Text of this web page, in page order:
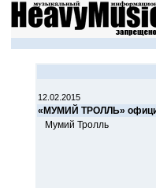
12.02.2015
«МУМИЙ ТРОЛЛЬ»
Мумий Тролль